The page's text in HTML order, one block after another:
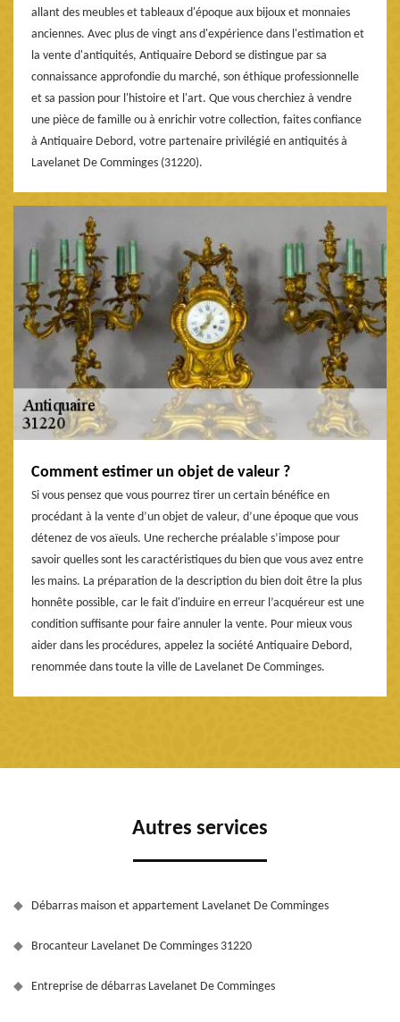
allant des meubles et tableaux d'époque aux bijoux et monnaies
anciennes. Avec plus de vingt ans d'expérience dans l'estimation et
la vente d'antiquités, Antiquaire Debord se distingue par sa
connaissance approfondie du marché, son éthique professionnelle
et sa passion pour l'histoire et l'art. Que vous cherchiez à vendre
une pièce de famille ou à enrichir votre collection, faites confiance
à Antiquaire Debord, votre partenaire privilégié en antiquités à
Lavelanet De Comminges (31220).
Comment estimer un objet de valeur ?
Si vous pensez que vous pourrez tirer un certain bénéfice en
procédant à la vente d’un objet de valeur, d’une époque que vous
détenez de vos aïeuls. Une recherche préalable s’impose pour
savoir quelles sont les caractéristiques du bien que vous avez entre
les mains. La préparation de la description du bien doit être la plus
honnête possible, car le fait d'induire en erreur l’acquéreur est une
condition suffisante pour faire annuler la vente. Pour mieux vous
aider dans les procédures, appelez la société Antiquaire Debord,
renommée dans toute la ville de Lavelanet De Comminges.
Autres services
Débarras maison et appartement Lavelanet De Comminges
Brocanteur Lavelanet De Comminges 31220
Entreprise de débarras Lavelanet De Comminges